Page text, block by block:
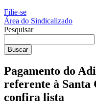
Filie-se
Área do Sindicalizado
Pesquisar
Buscar
Pagamento do
referente à Santa
confira lista